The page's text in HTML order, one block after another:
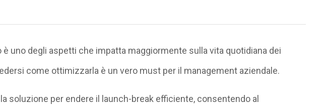
è uno degli aspetti che impatta maggiormente sulla vita quotidiana dei
come ottimizzarla è un vero must per il management aziendale.
soluzione per endere il launch-break efficiente, consentendo al